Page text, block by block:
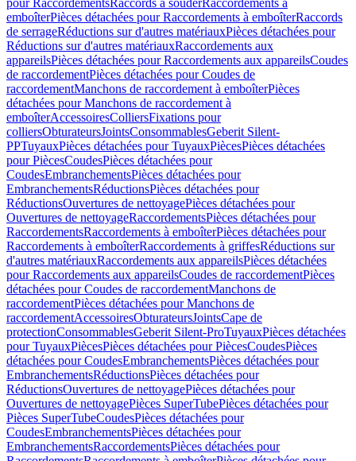
pour RaccordementsRaccords à souderRaccordements à
emboîterPièces détachées pour Raccordements à emboîterRaccords
de serrageRéductions sur d'autres matériauxPièces détachées pour
Réductions sur d'autres matériauxRaccordements aux
appareilsPièces détachées pour Raccordements aux appareilsCoudes
de raccordementPièces détachées pour Coudes de
raccordementManchons de raccordement à emboîterPièces
détachées pour Manchons de raccordement à
emboîterAccessoiresColliersFixations pour
colliersObturateursJointsConsommablesGeberit Silent-
PPTuyauxPièces détachées pour TuyauxPiècesPièces détachées
pour PiècesCoudesPièces détachées pour
CoudesEmbranchementsPièces détachées pour
EmbranchementsRéductionsPièces détachées pour
RéductionsOuvertures de nettoyagePièces détachées pour
Ouvertures de nettoyageRaccordementsPièces détachées pour
RaccordementsRaccordements à emboîterPièces détachées pour
Raccordements à emboîterRaccordements à griffesRéductions sur
d'autres matériauxRaccordements aux appareilsPièces détachées
pour Raccordements aux appareilsCoudes de raccordementPièces
détachées pour Coudes de raccordementManchons de
raccordementPièces détachées pour Manchons de
raccordementAccessoiresObturateursJointsCape de
protectionConsommablesGeberit Silent-ProTuyauxPièces détachées
pour TuyauxPiècesPièces détachées pour PiècesCoudesPièces
détachées pour CoudesEmbranchementsPièces détachées pour
EmbranchementsRéductionsPièces détachées pour
RéductionsOuvertures de nettoyagePièces détachées pour
Ouvertures de nettoyagePièces SuperTubePièces détachées pour
Pièces SuperTubeCoudesPièces détachées pour
CoudesEmbranchementsPièces détachées pour
EmbranchementsRaccordementsPièces détachées pour